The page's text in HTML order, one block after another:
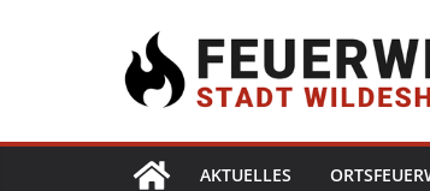
AKTUELLES